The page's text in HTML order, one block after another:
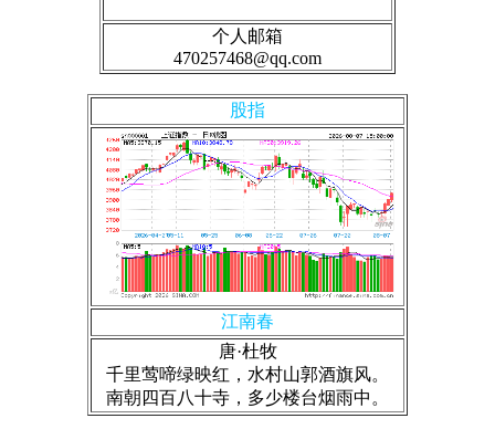
个人邮箱
470257468@qq.com
股指
江南春
唐·杜牧
千里莺啼绿映红，水村山郭酒旗风。
南朝四百八十寺，多少楼台烟雨中。